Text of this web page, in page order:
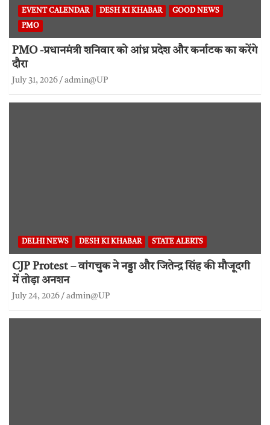
EVENT CALENDAR DESH KI KHABAR GOOD NEWS
PMO
PMO -प्रधानमंत्री शनिवार को आंध्र प्रदेश और कर्नाटक का करेंगे
दौरा
July 31, 2026 admin@UP
DELHI NEWS DESH KI KHABAR STATE ALERTS
CJP Protest – वांगचुक ने नड्डा और जितेन्द्र सिंह की मौजूदगी
में तोड़ा अनशन
July 24, 2026 admin@UP